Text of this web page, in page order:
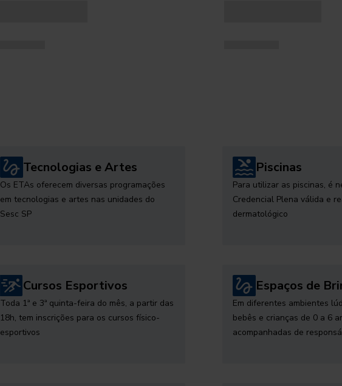
Tecnologias e Artes
Os ETAs oferecem diversas programações
em tecnologias e artes nas unidades do
Sesc SP
Piscinas
Para utilizar as piscinas, é
Credencial Plena válida e
dermatológico
Cursos Esportivos
Toda 1ª e 3ª quinta-feira do mês, a partir das
18h, tem inscrições para os cursos físico-
esportivos
Espaços de
Em diferentes ambientes
bebês e crianças de 0 a 6
acompanhadas de